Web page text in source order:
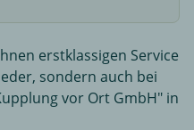
erstklassigen Service
sondern auch bei
vor Ort GmbH" in